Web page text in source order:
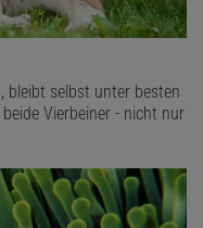
bleibt selbst unter besten
Vierbeiner - nicht nur